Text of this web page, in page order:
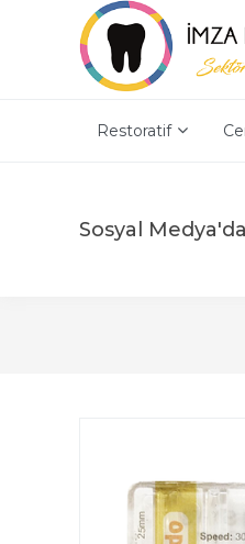
Restoratif
Sosyal